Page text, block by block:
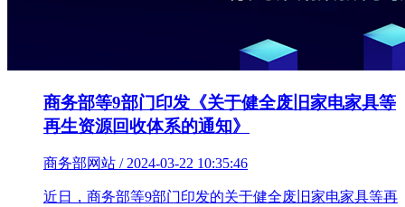
商务部等9部门印发《关于健全废旧家电家具等
再生资源回收体系的通知》
商务部网站 / 2024-03-22 10:35:46
近日，商务部等9部门印发的关于健全废旧家电家具等再